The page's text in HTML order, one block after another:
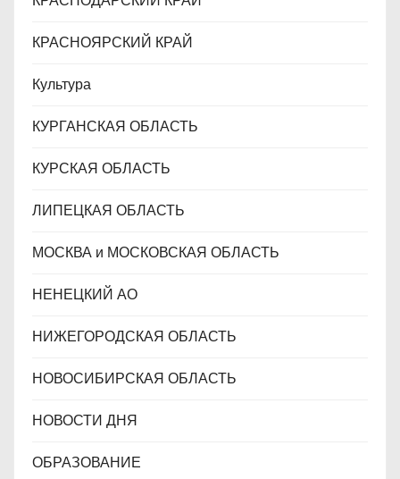
КРАСНОЯРСКИЙ КРАЙ
Культура
КУРГАНСКАЯ ОБЛАСТЬ
КУРСКАЯ ОБЛАСТЬ
ЛИПЕЦКАЯ ОБЛАСТЬ
МОСКВА и МОСКОВСКАЯ ОБЛАСТЬ
НЕНЕЦКИЙ АО
НИЖЕГОРОДСКАЯ ОБЛАСТЬ
НОВОСИБИРСКАЯ ОБЛАСТЬ
НОВОСТИ ДНЯ
ОБРАЗОВАНИЕ